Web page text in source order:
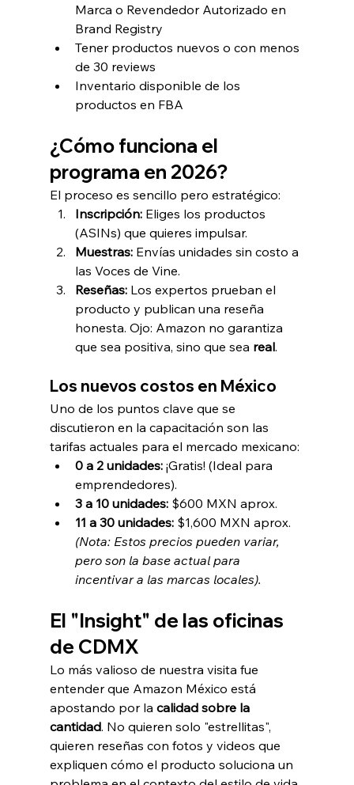
Marca o Revendedor Autorizado en
Brand Registry
Tener productos nuevos o con menos
de 30 reviews
Inventario disponible de los
productos en FBA
¿Cómo funciona el
programa en 2026?
El proceso es sencillo pero estratégico:
Inscripción: Eliges los productos
(ASINs) que quieres impulsar.
Muestras: Envías unidades sin costo a
las Voces de Vine.
Reseñas: Los expertos prueban el
producto y publican una reseña
honesta. Ojo: Amazon no garantiza
que sea positiva, sino que sea real.
Los nuevos costos en México
Uno de los puntos clave que se
discutieron en la capacitación son las
tarifas actuales para el mercado mexicano:
0 a 2 unidades: ¡Gratis! (Ideal para
emprendedores).
3 a 10 unidades: $600 MXN aprox.
11 a 30 unidades: $1,600 MXN aprox.
(Nota: Estos precios pueden variar,
pero son la base actual para
incentivar a las marcas locales).
El "Insight" de las oficinas
de CDMX
Lo más valioso de nuestra visita fue
entender que Amazon México está
apostando por la calidad sobre la
cantidad. No quieren solo "estrellitas",
quieren reseñas con fotos y videos que
expliquen cómo el producto soluciona un